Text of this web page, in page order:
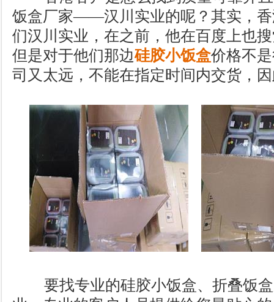
饭盒厂家——汉川实业的呢？其实，香
们汉川实业，在之前，他在百度上也
但是对于他们那边硅胶小饭盒价格不
司又太远，不能在指定时间内交货，
要找专业的硅胶小饭盒、折叠饭